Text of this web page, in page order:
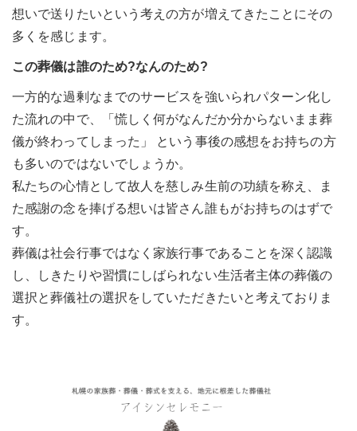
想いで送りたいという考えの方が増えてきたことにその
多くを感じます。
この葬儀は誰のため?なんのため?
一方的な過剰なまでのサービスを強いられパターン化し
た流れの中で、「慌しく何がなんだか分からないまま葬
儀が終わってしまった」 という事後の感想をお持ちの方
も多いのではないでしょうか。
私たちの心情として故人を慈しみ生前の功績を称え、ま
た感謝の念を捧げる想いは皆さん誰もがお持ちのはずで
す。
葬儀は社会行事ではなく家族行事であることを深く認識
し、しきたりや習慣にしばられない生活者主体の葬儀の
選択と葬儀社の選択をしていただきたいと考えておりま
す。